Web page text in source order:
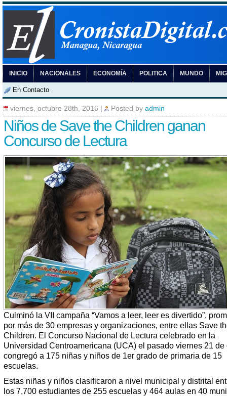
INICIO NACIONALES ECONOMÍA POLITICA MUNDO
En Contacto
viernes, octubre 28th, 2016 Posted by admin
Niños de Save the Children ganan
Concurso de Lectura
Culminó la VII campaña “Vamos a leer, leer es divertido”,
por más de 30 empresas y organizaciones, entre ellas Save
Children. El Concurso Nacional de Lectura celebrado en la
Universidad Centroamericana (UCA) el pasado viernes 21 de
congregó a 175 niñas y niños de 1er grado de primaria de 15
escuelas.
Estas niñas y niños clasificaron a nivel municipal y distrital
los 7,700 estudiantes de 255 escuelas y 464 aulas en 40